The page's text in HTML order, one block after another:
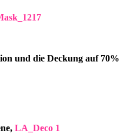
und die Deckung auf 70%
LA_Deco 1